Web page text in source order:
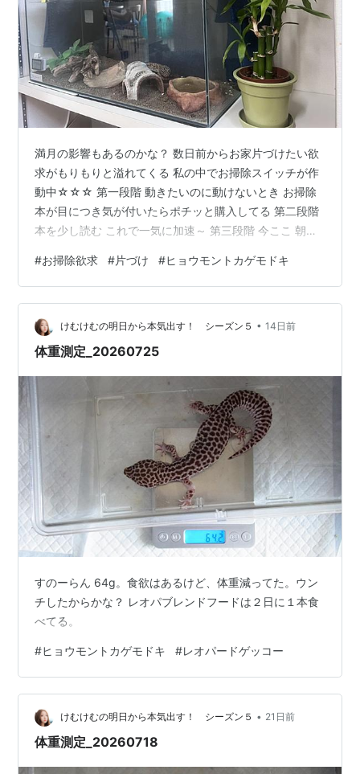
満月の影響もあるのかな？ 数日前からお家片づけたい欲
求がもりもりと溢れてくる 私の中でお掃除スイッチが作
動中☆☆☆ 第一段階 動きたいのに動けないとき お掃除
本が目につき気が付いたらポチッと購入してる 第二段階
本を少し読む これで一気に加速～ 第三段階 今ここ 朝か
いたい っということで いろいろお引越し キッチンの壁
収納にレオパちゃんお引越し 一緒にいたオオクワガタの
メス子さんもお引越し キッチン周りに集結させることで
私のお世話動線が短縮☆ いつもいきなりお引越しするか
ら レオパちゃんはビックリね さてさて スッキリしたリ
#お掃除欲求 #片づけ #ヒョウモントカゲモドキ
けむけむの明日から本気出す！ シーズン５ • 14日前
体重測定_20260725
すのーらん 64g。食欲はあるけど、体重減ってた。ウン
チしたからかな？ レオパブレンドフードは２日に１本食
べてる。
#ヒョウモントカゲモドキ #レオパードゲッコー
けむけむの明日から本気出す！ シーズン５ • 21日前
体重測定_20260718